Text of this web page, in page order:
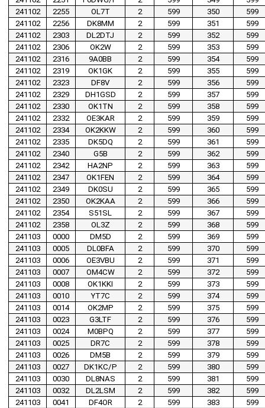
241102
2255 OL7T 2 599 350
599
241102
2256 DK8MM 2 599 351
599
241102
2303 DL2DTJ 2 599 352
599
241102
2306 OK2W 2 599 353
599
241102
2316 9A0BB 2 599 354
599
241102
2319 OK1GK 2 599 355
599
241102
2323 DF8V 2 599 356
599
241102
2329 DH1GSD 2 599 357
599
241102
2330 OK1TN 2 599 358
599
241102
2332 OE3KAR 2 599 359
599
241102
2334 OK2KKW 2 599 360
599
241102
2335 DK5DQ 2 599 361
599
241102
2340 G5B 2 599 362
599
241102
2342 HA2NP 2 599 363
599
241102
2347 OK1FEN 2 599 364
599
241102
2349 DK0SU 2 599 365
599
241102
2350 OK2KAA 2 599 366
599
241102
2354 S51SL 2 599 367
599
241102
2358 OL3Z 2 599 368
599
241103
0000 DM5D 2 599 369
599
241103
0005 DL0BFA 2 599 370
599
241103
0006 OE3VBU 2 599 371
599
241103
0007 OM4CW 2 599 372
599
241103
0008 OK1KKI 2 599 373
599
241103
0010 YT7C 2 599 374
599
241103
0014 OK2MP 2 599 375
599
241103
0023 G3LTF 2 599 376
599
241103
0024 M0BPQ 2 599 377
599
241103
0025 DR7C 2 599 378
599
241103
0026 DM5B 2 599 379
599
241103
0027 DK1KC/P 2 599 380
599
241103
0030 DL8NAS 2 599 381
599
241103
0032 DL2LSM 2 599 382
599
241103
0041 DF4OR 2 599 383
599